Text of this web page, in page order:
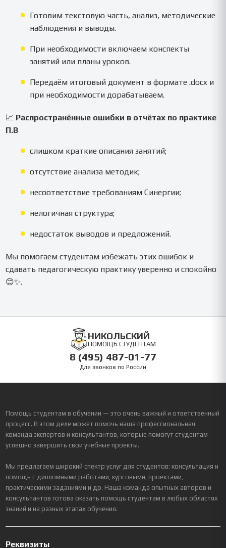
Готовим текстовую часть, анализ, методические
наблюдения и выводы.
При необходимости включаем конспекты
занятий или планы уроков.
Передаём итоговый документ в формате .docx и
при необходимости дорабатываем.
📈 Распространённые ошибки в отчётах по практике
П.В
слишком краткие описания занятий;
отсутствие анализа методик;
несоответствие требованиям Синергии;
нелогичная структура;
недостаток выводов и предложений.
Мы помогаем студентам избежать этих ошибок и
сдавать педагогическую практику уверенно и спокойно
😊✨.
НИКОЛЬСКИЙ
ПОМОЩЬ СТУДЕНТАМ
8 (495) 487-01-77
Для звонков по России
Помощь студентам в обучении — это очень важный и ответственный
процесс. В этом деле может помочь наша профессиональная
команда экспертов и консультантов, которые помогут студентам
успешно завершить свои учебные проекты.
Мы предлагаем широкий спектр услуг для студентов: консультация и
помощь с дипломными работами, курсовыми, проектами,
практическими заданиями и др. Наша команда опытных авторов и
консультантов готова оказать помощь студентам в любых областях
знаний и на разных этапах обучения.
Реквизиты